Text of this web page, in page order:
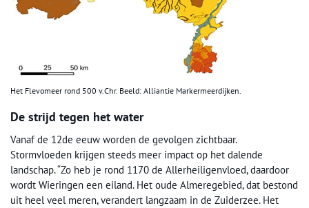
Het Flevomeer rond 500 v.Chr. Beeld: Alliantie Markermeerdijken.
De strijd tegen het water
Vanaf de 12de eeuw worden de gevolgen zichtbaar.
Stormvloeden krijgen steeds meer impact op het dalende
landschap. “Zo heb je rond 1170 de Allerheiligenvloed, daardoor
wordt Wieringen een eiland. Het oude Almeregebied, dat bestond
uit heel veel meren, verandert langzaam in de Zuiderzee. Het